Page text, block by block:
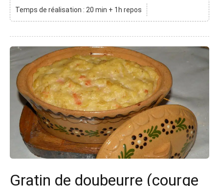
Temps de réalisation : 20 min + 1h repos
Gratin de doubeurre (courge